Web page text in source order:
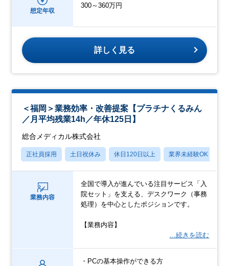
想定年収
300～360万円
詳しく見る
＜福岡＞業務効率・改善提案【プラチナくるみん
／月平均残業14h／年休125日】
総合メディカル株式会社
正社員採用 土日祝休み 休日120日以上 業界未経験OK
業務内容
全国で導入が進んでいる注目サービス「入
院セット」を支える、デスクワーク（事務
処理）を中心としたポジションです。
【業務内容】
…続きを読む
・PCの基本操作ができる方